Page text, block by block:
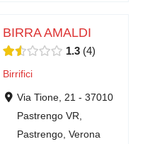
BIRRA AMALDI
1.3 4
Birrifici
Via Tione, 21 - 37010
Pastrengo VR,
Pastrengo, Verona